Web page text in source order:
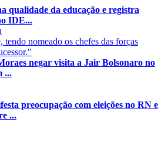
qualidade da educação e registra
IDE...
nomeado os chefes das forças
negar visita a Jair Bolsonaro no
...
preocupação com eleições no RN e
...